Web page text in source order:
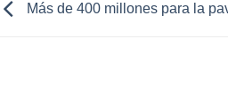
Más de 400 millones para la